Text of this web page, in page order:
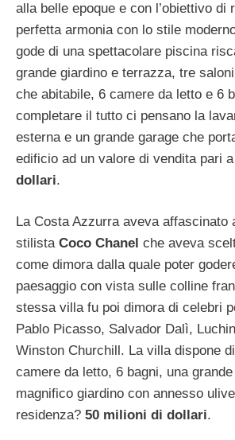
alla belle epoque e con l’obiettivo di
perfetta armonia con lo stile
gode di una spettacolare piscina
grande giardino e terrazza, tre
che abitabile, 6 camere da letto e 6
completare il tutto ci pensano la
esterna e un grande garage che
edificio ad un valore di vendita pari a
dollari.
La Costa Azzurra aveva affascinato
stilista Coco Chanel che aveva
come dimora dalla quale poter
paesaggio con vista sulle colline
stessa villa fu poi dimora di celebri
Pablo Picasso, Salvador Dalì,
Winston Churchill. La villa dispone
camere da letto, 6 bagni, una
magnifico giardino con annesso
residenza? 50 milioni di dollari.